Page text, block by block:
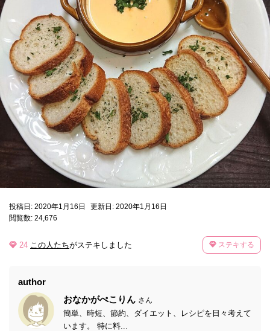
投稿日: 2020年1月16日
更新日: 2020年1月16日
閲覧数: 24,676
24 この人たちがステキしました ステキする
author
おなかがぺこりん さん
簡単、時短、節約、ダイエット、レシピを日々考えて
います。 特に料...